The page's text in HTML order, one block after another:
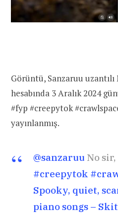
Görüntü, Sanzaruu
hesabında 3 Aralık 2024
#fyp #creepytok
yayınlanmış.
@sanzaruu No
#creepytok
Spooky, quiet,
piano songs –